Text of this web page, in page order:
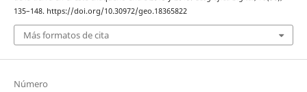
135–148. https://doi.org/10.30972/geo.18365822
Más formatos de cita
Número